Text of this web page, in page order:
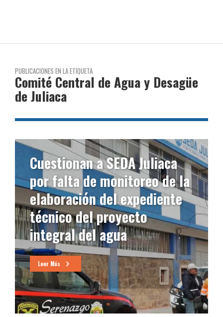
PUBLICACIONES EN LA ETIQUETA
Comité Central de Agua y Desagüe
de Juliaca
Cuestionan a SEDA Juliaca
por falta de monitoreo de la
elaboración del expediente
técnico del proyecto
integral del agua
Leer Más